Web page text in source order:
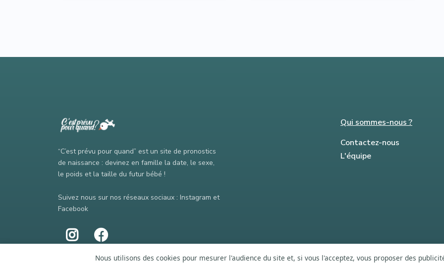
“C’est prévu pour quand” est un site de pronostics
de naissance : devinez en famille la date, le sexe,
le poids et la taille du futur bébé !
Suivez nous sur nos réseaux sociaux : Instagram et
Facebook
Qui sommes-nous ?
Contactez-nous
L'équipe
Nous utilisons des cookies pour mesurer l'audience du site et, si vous l'acceptez, vous proposer des